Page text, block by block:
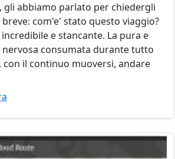
gli abbiamo parlato per chiedergli
com'e' stato questo viaggio?
e stancante. La pura e
consumata durante tutto
con il continuo muoversi, andare